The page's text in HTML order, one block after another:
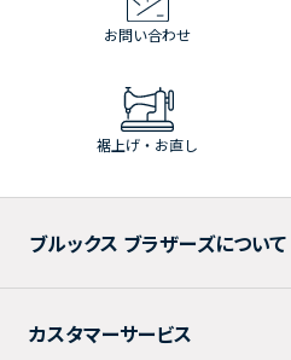
お問い合わせ
裾上げ・お直し
ブルックス ブラザーズについて
カスタマーサービス